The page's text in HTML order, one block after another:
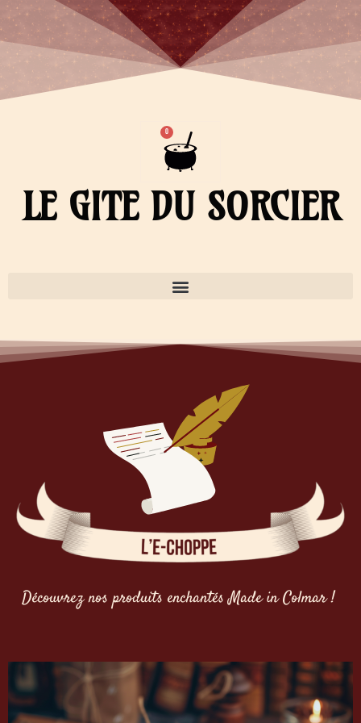
Aller
au
contenu
0
Panier
LE GITE DU SORCIER
Découvrez nos produits enchantés Made in Colmar !